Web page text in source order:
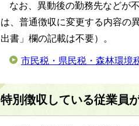
なお、異動後の勤務先などが
は、普通徴収に変更する内容の
出書」欄の記載は不要）。
市民税・県民税・森林環境
特別徴収している従業員